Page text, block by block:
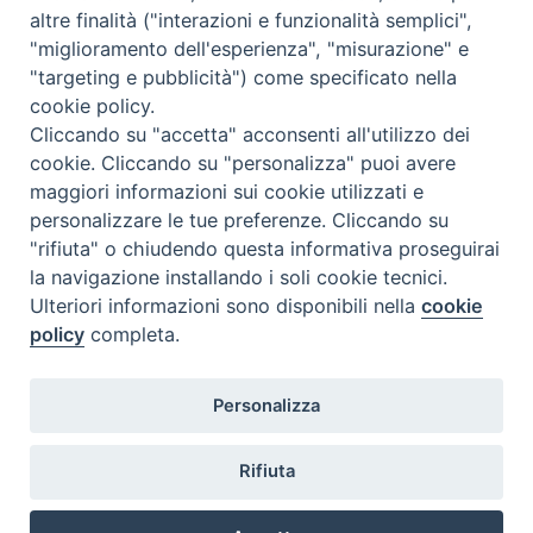
<< Ago 2026 >>
l m m g v s
d
27
28
3
4 5 6 7 8
9
10
11 12 13 14 15
17
18 19 21
24 25 26 27 28 29 30
31 1
altre finalità ("interazioni e funzionalità semplici",
"miglioramento dell'esperienza", "misurazione" e
"targeting e pubblicità") come specificato nella
cookie policy.
Cliccando su "accetta" acconsenti all'utilizzo dei
cookie. Cliccando su "personalizza" puoi avere
maggiori informazioni sui cookie utilizzati e
personalizzare le tue preferenze. Cliccando su
"rifiuta" o chiudendo questa informativa proseguirai
la navigazione installando i soli cookie tecnici.
Ulteriori informazioni sono disponibili nellacookie
policy completa.
Personalizza
Rifiuta